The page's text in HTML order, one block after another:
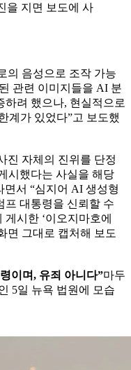
을 지면 보도에 사
의 음성으로 조작 가능
관련 이미지들을 AI 분
하려 했으나, 현실적으로
계가 있었다”고 보도했
진 자체의 진위를 단정
시했다는 사실을 해당
면서 “심지어 AI 생성형
프 대통령을 신뢰할 수
시한 ‘이오지마호에
면 그대로 캡처해 보도
이며, 유죄 아니다”마두
5일 뉴욕 법원에 모습